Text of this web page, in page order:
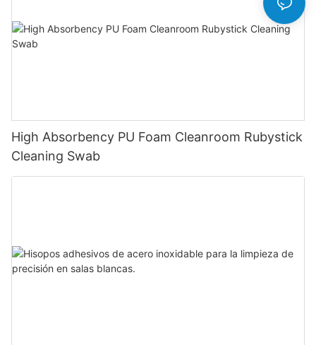
High Absorbency PU Foam Cleanroom Rubystick
Cleaning Swab